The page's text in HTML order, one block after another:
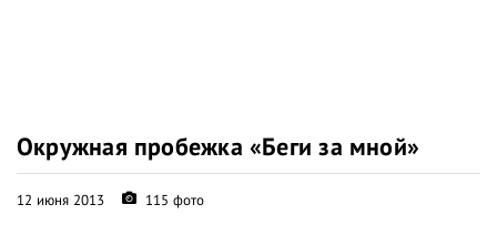
Окружная пробежка «Беги за мной»
12 июня 2013 115 фото